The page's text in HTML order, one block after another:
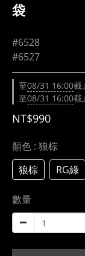
袋
#6528
#6527
至08/31 16:00截
至08/31 16:00截
NT$990
顏色 : 狼棕
狼棕
RG綠
數量